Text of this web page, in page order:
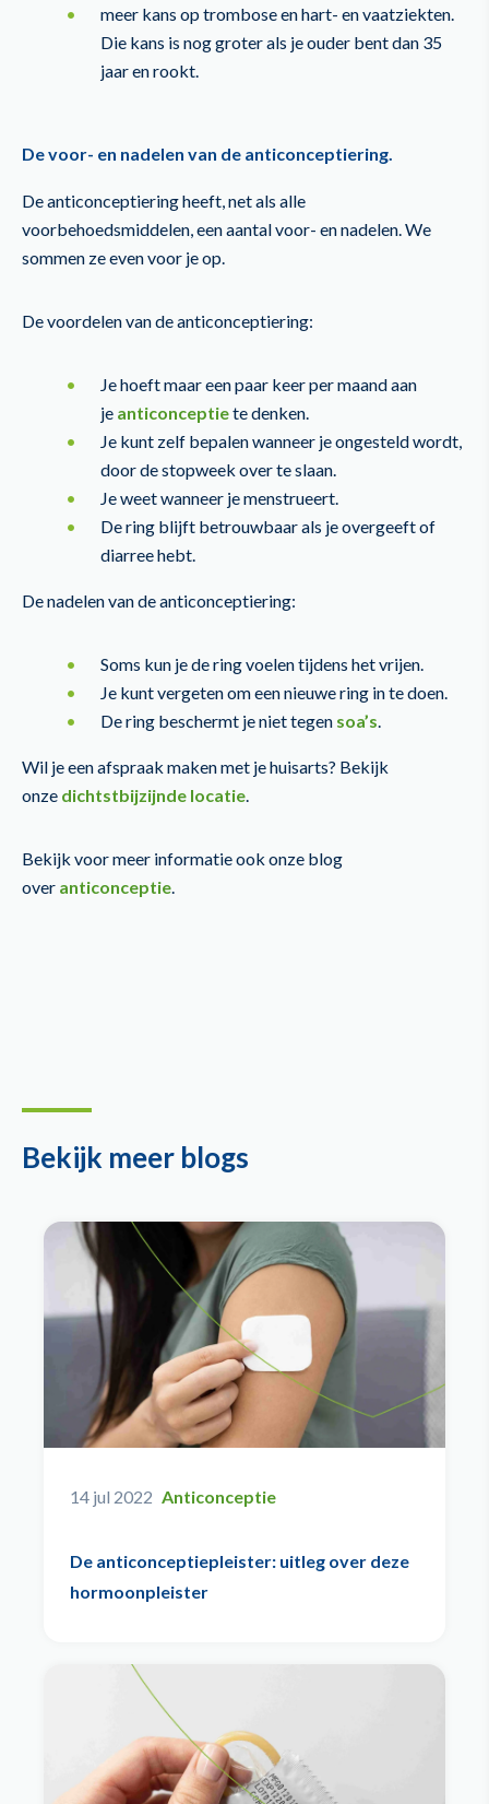
meer kans op trombose en hart- en vaatziekten.
Die kans is nog groter als je ouder bent dan 35
jaar en rookt.
De voor- en nadelen van de anticonceptiering.
De anticonceptiering heeft, net als alle
voorbehoedsmiddelen, een aantal voor- en nadelen. We
sommen ze even voor je op.
De voordelen van de anticonceptiering:
Je hoeft maar een paar keer per maand aan
je anticonceptiete denken.
Je kunt zelf bepalen wanneer je ongesteld wordt,
door de stopweek over te slaan.
Je weet wanneer je menstrueert.
De ring blijft betrouwbaar als je overgeeft of
diarree hebt.
De nadelen van de anticonceptiering:
Soms kun je de ring voelen tijdens het vrijen.
Je kunt vergeten om een nieuwe ring in te doen.
De ring beschermt je niet tegen soa’s
Wil je een afspraak maken met je huisarts? Bekijk
onze dichtstbijzijnde locatie
Bekijk voor meer informatie ook onze blog
over anticonceptie
Bekijk meer blogs
De anticonceptiepleister: uitleg over deze
hormoonpleister
14 jul 2022 Anticonceptie